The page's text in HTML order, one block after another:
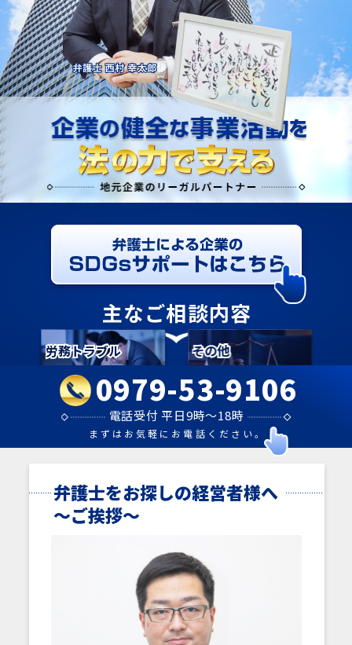
主なご相談内容
契約書 債権回収
クレーム対応 不動産
労務トラブル その他
0979-53-9106
電話受付 平日9時～18時
まずはお気軽にお電話ください。
弁護士をお探しの経営者様へ
～ご挨拶～